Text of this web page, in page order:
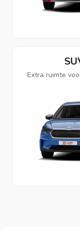
Extra ruimte